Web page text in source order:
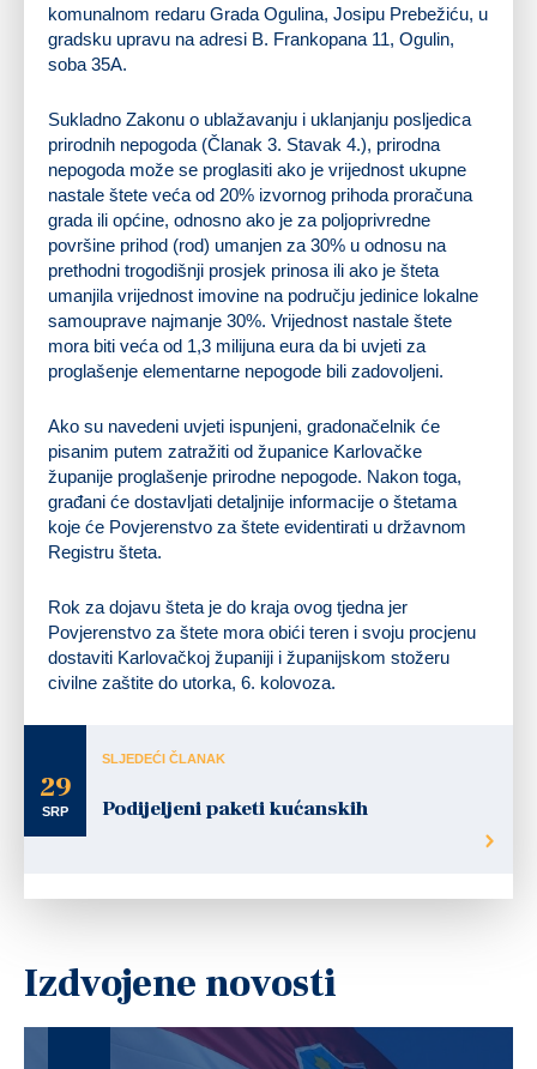
komunalnom redaru Grada Ogulina, Josipu Prebežiću, u
gradsku upravu na adresi B. Frankopana 11, Ogulin,
soba 35A.
Sukladno Zakonu o ublažavanju i uklanjanju posljedica
prirodnih nepogoda (Članak 3. Stavak 4.), prirodna
nepogoda može se proglasiti ako je vrijednost ukupne
nastale štete veća od 20% izvornog prihoda proračuna
grada ili općine, odnosno ako je za poljoprivredne
površine prihod (rod) umanjen za 30% u odnosu na
prethodni trogodišnji prosjek prinosa ili ako je šteta
umanjila vrijednost imovine na području jedinice lokalne
samouprave najmanje 30%. Vrijednost nastale štete
mora biti veća od 1,3 milijuna eura da bi uvjeti za
proglašenje elementarne nepogode bili zadovoljeni.
Ako su navedeni uvjeti ispunjeni, gradonačelnik će
pisanim putem zatražiti od županice Karlovačke
županije proglašenje prirodne nepogode. Nakon toga,
građani će dostavljati detaljnije informacije o štetama
koje će Povjerenstvo za štete evidentirati u državnom
Registru šteta.
Rok za dojavu šteta je do kraja ovog tjedna jer
Povjerenstvo za štete mora obići teren i svoju procjenu
dostaviti Karlovačkoj županiji i županijskom stožeru
civilne zaštite do utorka, 6. kolovoza.
29
SRP
SLJEDEĆI ČLANAK
Podijeljeni paketi kućanskih
Izdvojene novosti